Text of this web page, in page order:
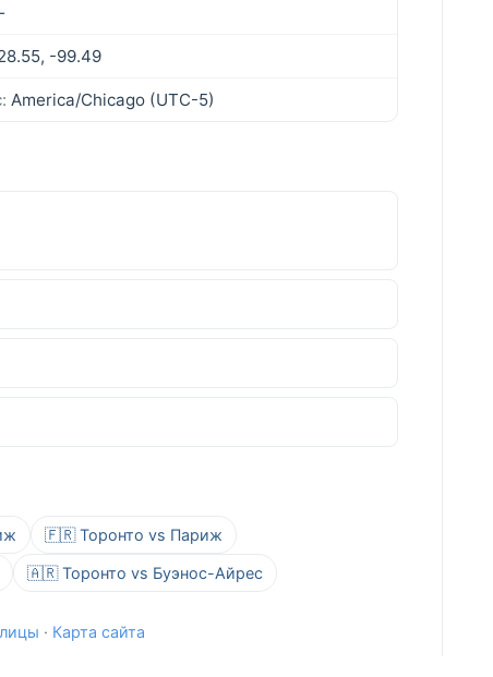
-99.49
America/Chicago (UTC-5)
🇫🇷 Торонто vs Париж
🇦🇷 Торонто vs Буэнос-Айрес
· Карта сайта